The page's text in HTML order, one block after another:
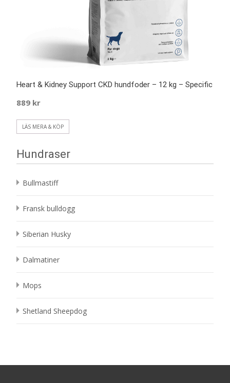
Heart & Kidney Support CKD hundfoder – 12 kg – Specific
889 kr
LÄS MERA & KÖP
Hundraser
Bullmastiff
Fransk bulldogg
Siberian Husky
Dalmatiner
Mops
Shetland Sheepdog